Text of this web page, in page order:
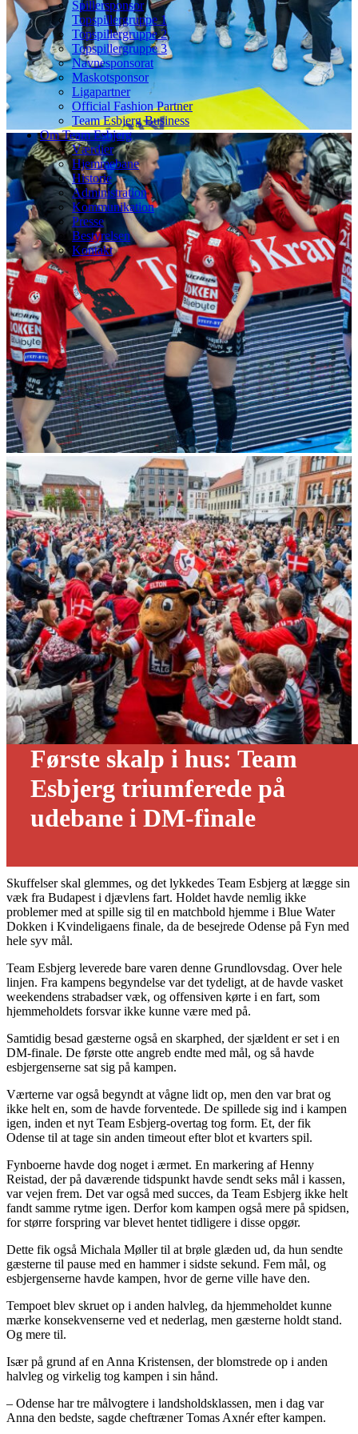
Spillersponsor
Topspillergruppe 1
Topspillergruppe 2
Topspillergruppe 3
Navnesponsorat
Maskotsponsor
Ligapartner
Official Fashion Partner
Team Esbjerg Business
Om Team Esbjerg
Værdier
Hjemmebane
Historie
Administration
Kommunikation
Presse
Bestyrelsen
Kontakt
Første skalp i hus: Team
Esbjerg triumferede på
udebane i DM-finale
Skuffelser skal glemmes, og det lykkedes Team Esbjerg at lægge sin
væk fra Budapest i djævlens fart. Holdet havde nemlig ikke
problemer med at spille sig til en matchbold hjemme i Blue Water
Dokken i Kvindeligaens finale, da de besejrede Odense på Fyn med
hele syv mål.
Team Esbjerg leverede bare varen denne Grundlovsdag. Over hele
linjen. Fra kampens begyndelse var det tydeligt, at de havde vasket
weekendens strabadser væk, og offensiven kørte i en fart, som
hjemmeholdets forsvar ikke kunne være med på.
Samtidig besad gæsterne også en skarphed, der sjældent er set i en
DM-finale. De første otte angreb endte med mål, og så havde
esbjergenserne sat sig på kampen.
Værterne var også begyndt at vågne lidt op, men den var brat og
ikke helt en, som de havde forventede. De spillede sig ind i kampen
igen, inden et nyt Team Esbjerg-overtag tog form. Et, der fik
Odense til at tage sin anden timeout efter blot et kvarters spil.
Fynboerne havde dog noget i ærmet. En markering af Henny
Reistad, der på daværende tidspunkt havde sendt seks mål i kassen,
var vejen frem. Det var også med succes, da Team Esbjerg ikke helt
fandt samme rytme igen. Derfor kom kampen også mere på spidsen,
for større forspring var blevet hentet tidligere i disse opgør.
Dette fik også Michala Møller til at brøle glæden ud, da hun sendte
gæsterne til pause med en hammer i sidste sekund. Fem mål, og
esbjergenserne havde kampen, hvor de gerne ville have den.
Tempoet blev skruet op i anden halvleg, da hjemmeholdet kunne
mærke konsekvenserne ved et nederlag, men gæsterne holdt stand.
Og mere til.
Især på grund af en Anna Kristensen, der blomstrede op i anden
halvleg og virkelig tog kampen i sin hånd.
– Odense har tre målvogtere i landsholdsklassen, men i dag var
Anna den bedste, sagde cheftræner Tomas Axnér efter kampen.